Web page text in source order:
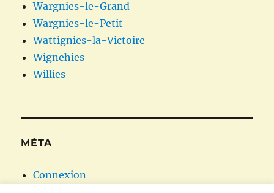
Wargnies-le-Grand
Wargnies-le-Petit
Wattignies-la-Victoire
Wignehies
Willies
MÉTA
Connexion